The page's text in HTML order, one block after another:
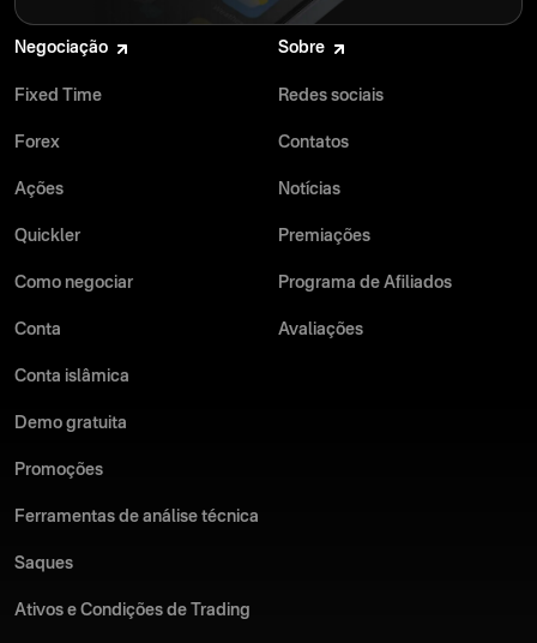
Negociação
Fixed Time
Forex
Ações
Quickler
Como negociar
Conta
Conta islâmica
Demo gratuita
Promoções
Ferramentas de análise técnica
Saques
Ativos e Condições de Trading
Sobre
Redes sociais
Contatos
Notícias
Premiações
Programa de Afiliados
Avaliações